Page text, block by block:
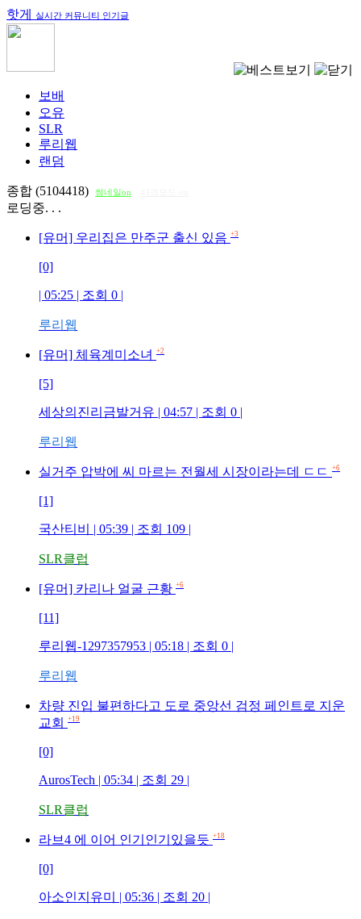
핫게 실시간 커뮤니티 인기글
보배
오유
SLR
루리웹
랜덤
종합 (5104418) 썸네일on
로딩중. . .
[유머] 우리집은 만주군 출신 있음 +3
[0]
| 05:25 | 조회 0 |
루리웹
[유머] 체육계미소녀 +2
[5]
세상의진리금발거유 | 04:57 | 조회 0 |
루리웹
실거주 압박에 씨 마르는 전월세 시장이라는데 ㄷㄷ +6
[1]
국산티비 | 05:39 | 조회 109 |
SLR클럽
[유머] 카리나 얼굴 근황 +6
[11]
루리웹-1297357953 | 05:18 | 조회 0 |
루리웹
차량 진입 불편하다고 도로 중앙선 검정 페인트로 지운
교회
+19
[0]
AurosTech | 05:34 | 조회 29 |
SLR클럽
라브4 에 이어 인기인기있을듯 +18
[0]
아소인지유미 | 05:36 | 조회 20 |